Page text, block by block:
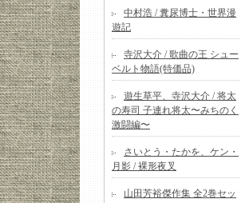
中村浩 / 糞尿博士・世界漫
遊記
寺沢大介 / 歌曲の王 シュー
ベルト物語(特価品)
遊生草平、寺沢大介 / 将太
の寿司 子連れ将太〜みちのく
激闘編〜
さいとう・たかを、ケン・
月影 / 裸形夜叉
山田芳裕傑作集 全2巻セッ